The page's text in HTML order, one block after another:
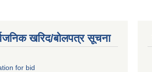
खरिद/बोलपत्र सूचना
for bid